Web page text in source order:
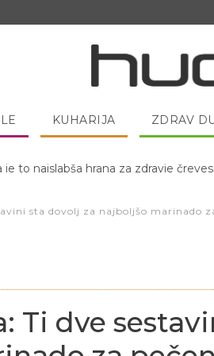
KUHARIJA ZDRAV
pred spanjem dobro pojesti žlico
sta dovolj za najboljšo marinado
Ti dve